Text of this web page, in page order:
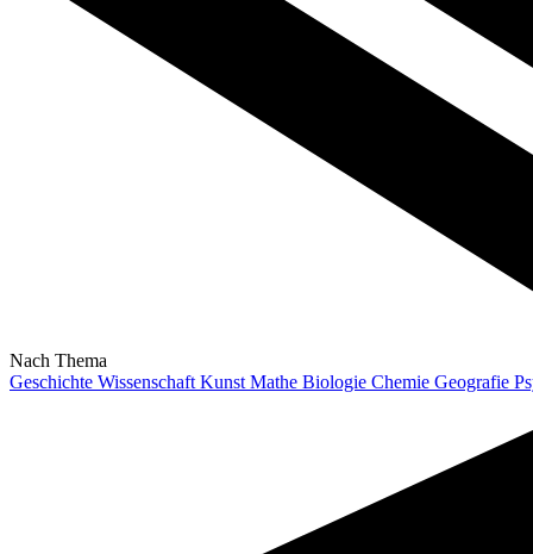
Nach Thema
Geschichte Wissenschaft Kunst Mathe Biologie Chemie Geografie